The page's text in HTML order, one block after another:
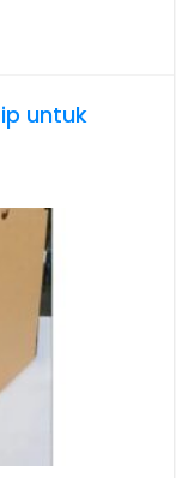
untuk